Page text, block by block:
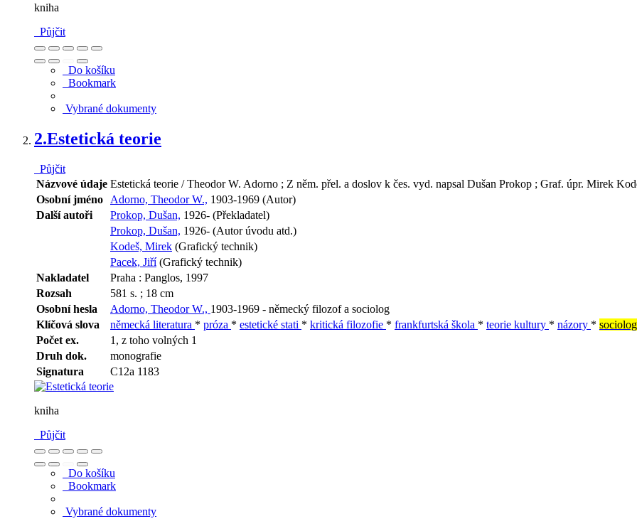
kniha
Půjčit
Do košíku
Bookmark
Vybrané dokumenty
2.Estetická teorie
Půjčit
Názvové údaje Estetická teorie / Theodor W. Adorno ; Z něm. přel. a doslov k čes. vyd. napsal Dušan Prokop ; Graf. úpr. Mirek
Osobní jméno
Adorno, Theodor W., 1903-1969 (Autor)
Další autoři
Prokop, Dušan, 1926- (Překladatel)
Prokop, Dušan, 1926- (Autor úvodu atd.)
Kodeš, Mirek (Grafický technik)
Pacek, Jiří(Grafický technik)
Nakladatel
Praha : Panglos, 1997
Rozsah
581 s. ; 18 cm
Osobní hesla
Adorno, Theodor W., 1903-1969 - německý filozof a sociolog
Klíčová slova
německá literatura * próza * estetické stati * kritická filozofie * frankfurtská škola * teorie kultury * názory *
Počet ex.
1, z toho volných 1
Druh dok.
monografie
Signatura
C12a 1183
kniha
Půjčit
Do košíku
Bookmark
Vybrané dokumenty